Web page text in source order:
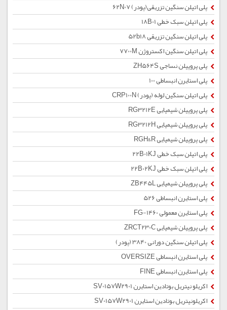
پلی اتیلن سنگین تزریقی(پودر) 62N07
پلی اتیلن سبک خطی 18B01
پلی اتیلن سنگین تزریقی 52b18
پلی اتیلن سنگین اکستروژن 7700M
پلی پروپیلن نساجی ZH564S
پلی استایرن انبساطی 100
پلی اتیلن سنگین لوله (پودر) CRP100N
پلی پروپیلن شیمیایی RG3212E
پلی پروپیلن شیمیایی RG3212H
پلی پروپیلن شیمیایی RGH&R
پلی اتیلن سبک خطی 22B01KJ
پلی اتیلن سبک خطی 22B02KJ
پلی پروپیلن شیمیایی ZB445L
پلی استایرن انبساطی 526
پلی استایرن معمولی 1460-FG
پلی پروپیلن شیمیایی ZRCT230C
پلی اتیلن سنگین دورانی 3840 (پودر)
پلی استایرن انبساطی OVERSIZE
پلی استایرن انبساطی FINE
اکریلو نیتریل بوتادین استایرن SV0157W2901
اکریلونیتریل بوتادین استایرن SV0157W2901